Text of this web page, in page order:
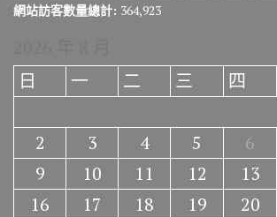
網站訪客數量總計: 364,923
日
一 二 三 四
2
3 4 5 6
9
10 11 12 13
16
17 18 19 20